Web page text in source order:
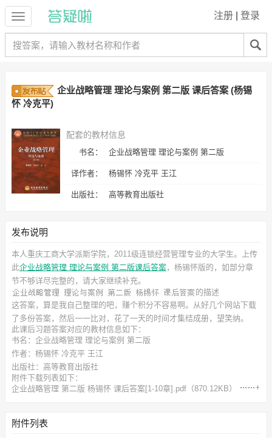
注册 登录
企业战略管理 理论与案例 第二版 课后答案 (杨锡
怀 冷克平)
配套的教材信息
书名： 企业战略管理 理论与案例 第二版
译作者： 杨锡怀 冷克平 王江
出版社： 高等教育出版社
发布说明
本人重庆工商大学派斯学院，2011级连锁经营管理专业的大学生。上传
此企业战略管理 理论与案例 第二版课后答案，杨锡怀版的，如部分章
节不够详尽完整的，请大家继续补充。
的描述
这答案，算是我自己整理的吧，赚个积分不容易啊。从好几个网站下载
了多份答案，然后一一比对，花了一天的时间才集结成册，望笑纳。
此课后习题答案对应的教材信息如下：
书名：企业战略管理 理论与案例 第二版
作者：杨锡怀 冷克平 王江
出版社：高等教育出版社
附件下载列表如下：
企业战略管理 第二版 杨锡怀 课后答案[1-10章].pdf （870.12KB）
附件列表